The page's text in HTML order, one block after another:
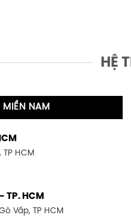
HỆ
NAM
HCM
HCM
Vấp, TP HCM